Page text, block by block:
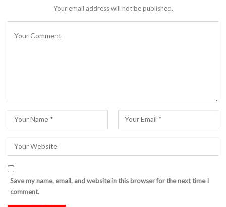
Your email address will not be published.
Save my name, email, and website in this browser for the next time I
comment.